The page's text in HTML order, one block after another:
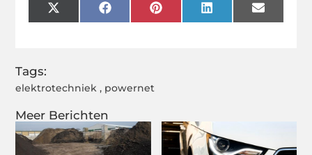
Meer Berichten
X
(Twitter)
FacebookPinterestLinkedInEmail
Tags:
elektrotechniek , powernet